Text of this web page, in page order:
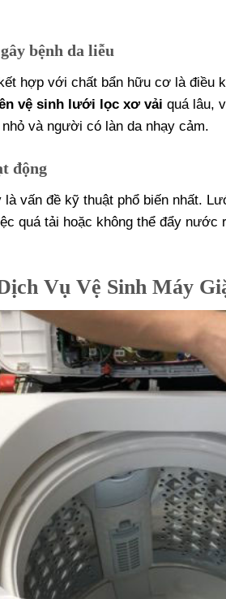
bệnh da liễu
hợp với chất bẩn hữu cơ là điều
vệ sinh lưới lọc xơ vải quá lâu,
và người có làn da nhạy cảm.
động
là vấn đề kỹ thuật phổ biến nhất.
quá tải hoặc không thể đẩy nước
Vụ Vệ Sinh Máy